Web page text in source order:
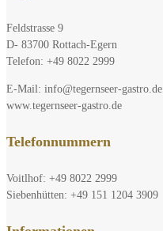
Feldstrasse 9
D- 83700 Rottach-Egern
Telefon: +49 8022 2999
E-Mail: info@tegernseer-gastro.de
www.tegernseer-gastro.de
Telefonnummern
Voitlhof: +49 8022 2999
Siebenhütten: +49 151 1204 3909